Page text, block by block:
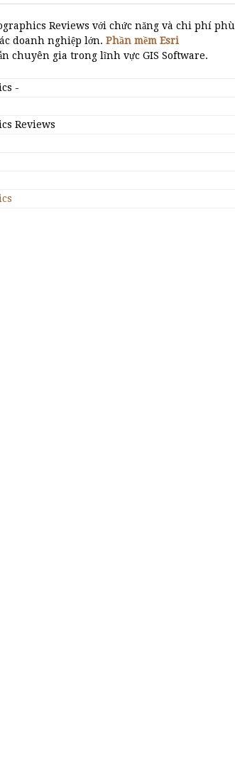
Reviews với chức năng và chi phí phù
doanh nghiệp lớn. Phần mềm Esri
chuyên gia trong lĩnh vực GIS Software.
-
Reviews